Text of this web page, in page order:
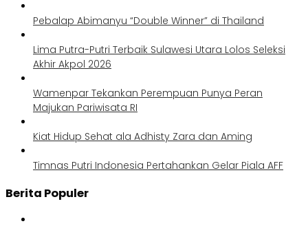
Pebalap Abimanyu “Double Winner” di Thailand
Lima Putra-Putri Terbaik Sulawesi Utara Lolos Seleksi
Akhir Akpol 2026
Wamenpar Tekankan Perempuan Punya Peran
Majukan Pariwisata RI
Kiat Hidup Sehat ala Adhisty Zara dan Aming
Timnas Putri Indonesia Pertahankan Gelar Piala AFF
Berita Populer